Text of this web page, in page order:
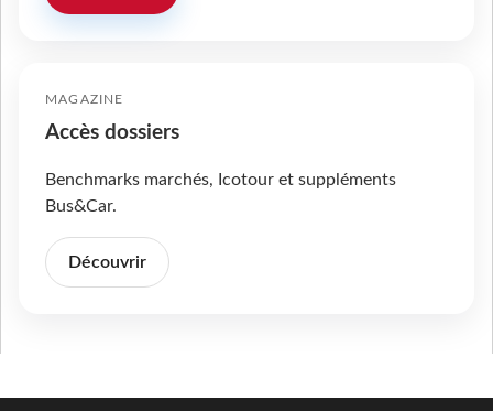
MAGAZINE
Accès dossiers
Benchmarks marchés, Icotour et suppléments
Bus&Car.
Découvrir